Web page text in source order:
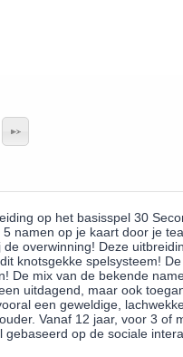
op het basisspel 30
namen op je kaart door je
overwinning! Deze
knotsgekke spelsysteem!
De mix van de bekende
uitdagend, maar ook
een geweldige,
Vanaf 12 jaar, voor 3 of
op de sociale